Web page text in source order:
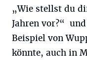
„Wie stellst du
Jahren vor?“
Beispiel von
könnte, auch in